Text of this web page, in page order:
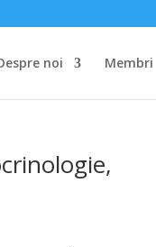
noi Membri